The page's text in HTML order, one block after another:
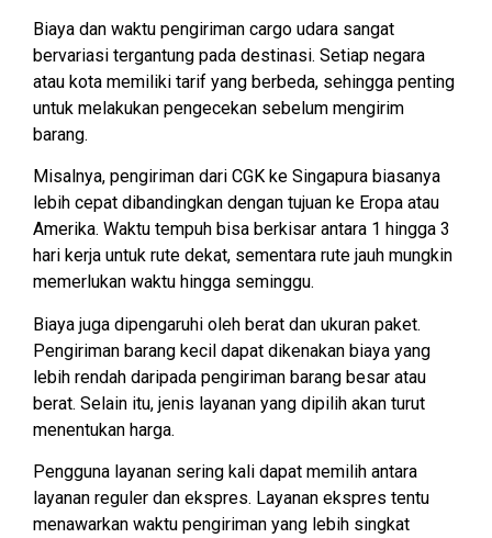
Biaya dan waktu pengiriman cargo udara sangat
bervariasi tergantung pada destinasi. Setiap negara
atau kota memiliki tarif yang berbeda, sehingga penting
untuk melakukan pengecekan sebelum mengirim
barang.
Misalnya, pengiriman dari CGK ke Singapura biasanya
lebih cepat dibandingkan dengan tujuan ke Eropa atau
Amerika. Waktu tempuh bisa berkisar antara 1 hingga 3
hari kerja untuk rute dekat, sementara rute jauh mungkin
memerlukan waktu hingga seminggu.
Biaya juga dipengaruhi oleh berat dan ukuran paket.
Pengiriman barang kecil dapat dikenakan biaya yang
lebih rendah daripada pengiriman barang besar atau
berat. Selain itu, jenis layanan yang dipilih akan turut
menentukan harga.
Pengguna layanan sering kali dapat memilih antara
layanan reguler dan ekspres. Layanan ekspres tentu
menawarkan waktu pengiriman yang lebih singkat